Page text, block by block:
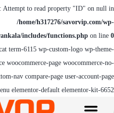
: Attempt to read property "ID" on null in
/home/h317276/savorvip.com/wp-
includes/functions.php on line 0
term-6115 wp-custom-logo wp-theme-
woocommerce-page woocommerce-no-
nav compare-page user-account-page
elementor-default elementor-kit-6652">